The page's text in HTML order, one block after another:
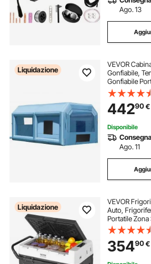
Ago. 13
Liquidazione
VEVOR
Gonfiabile,
Gonfiabile
Ventilatore,
dell'Aria,
Veicoli e
W
44290€
Disponibile
Ago. 11
Liquidazione
VEVOR
Auto,
Portatile Zona
Temperatura
℃,
per Casa,
35490€